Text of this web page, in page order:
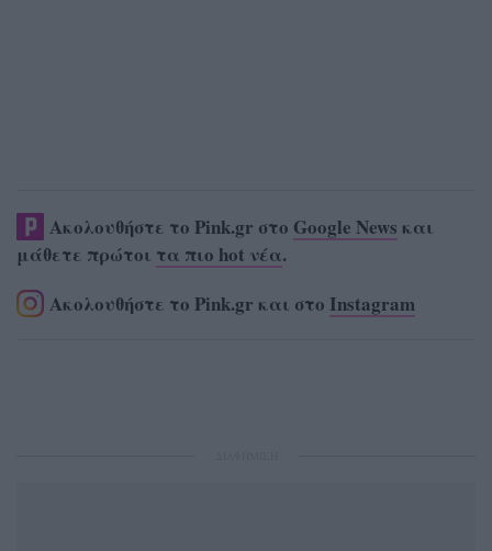
Ακολουθήστε το Pink.gr στο Google News και
μάθετε πρώτοι τα πιο hot νέα.
Ακολουθήστε το Pink.gr και στο Instagram